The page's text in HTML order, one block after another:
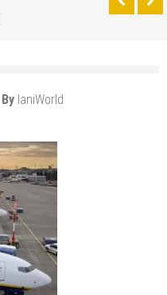
agrega
a
la nueva
en el
de
By IaniWorld